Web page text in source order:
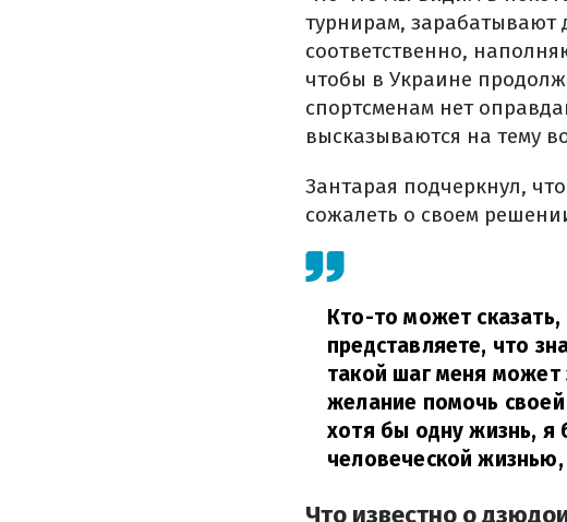
турнирам, зарабатывают
соответственно,
чтобы в Украине
спортсменам нет
высказываются на тему
Зантарая подчеркнул,
сожалеть о своем
Кто-то может
представляете, что
такой шаг меня может
желание помочь своей
хотя бы одну жизнь, я
человеческой жизнью,
Что известно о